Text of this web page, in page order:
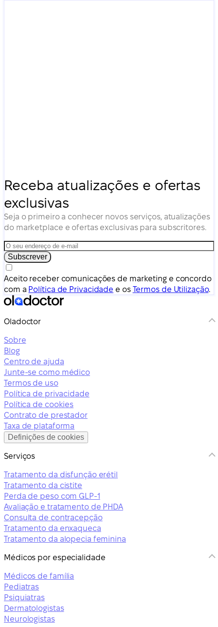
Receba atualizações e ofertas
exclusivas
Seja o primeiro a conhecer novos serviços, atualizações
do marketplace e ofertas exclusivas para subscritores.
Subscrever
Aceito receber comunicações de marketing e concordo
com a Política de Privacidade e os Termos de Utilização.
Oladoctor
Sobre
Blog
Centro de ajuda
Junte-se como médico
Termos de uso
Política de privacidade
Política de cookies
Contrato de prestador
Taxa de plataforma
Definições de cookies
Serviços
Tratamento da disfunção erétil
Tratamento da cistite
Perda de peso com GLP-1
Avaliação e tratamento de PHDA
Consulta de contracepção
Tratamento da enxaqueca
Tratamento da alopecia feminina
Médicos por especialidade
Médicos de família
Pediatras
Psiquiatras
Dermatologistas
Neurologistas